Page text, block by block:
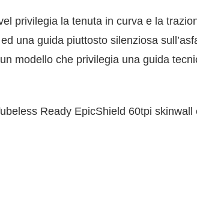
privilegia la tenuta in curva e la
una guida piuttosto silenziosa
modello che privilegia una guida
Ready EpicShield 60tpi